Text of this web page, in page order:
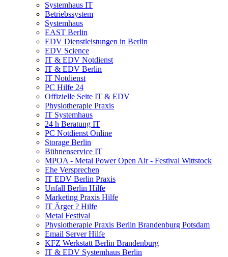
Systemhaus IT
Betriebssystem
Systemhaus
EAST Berlin
EDV Dienstleistungen in Berlin
EDV Science
IT & EDV Notdienst
IT & EDV Berlin
IT Notdienst
PC Hilfe 24
Offizielle Seite IT & EDV
Physiotherapie Praxis
IT Systemhaus
24 h Beratung IT
PC Notdienst Online
Storage Berlin
Bühnenservice IT
MPOA - Metal Power Open Air - Festival Wittstock
Ehe Versprechen
IT EDV Berlin Praxis
Unfall Berlin Hilfe
Marketing Praxis Hilfe
IT Ärger ? Hilfe
Metal Festival
Physiotherapie Praxis Berlin Brandenburg Potsdam
Email Server Hilfe
KFZ Werkstatt Berlin Brandenburg
IT & EDV Systemhaus Berlin